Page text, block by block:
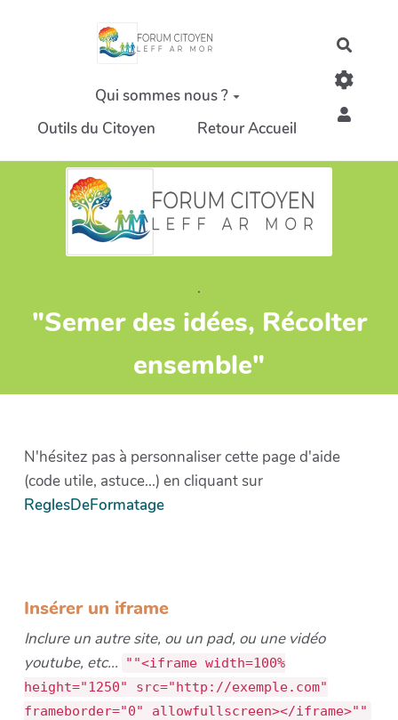
Aller au contenu principal
Qui sommes nous ?
Outils du Citoyen
Retour Accueil
.
"Semer des idées, Récolter
ensemble"
N'hésitez pas à personnaliser cette page d'aide
(code utile, astuce...) en cliquant sur
ReglesDeFormatage
Insérer un iframe
Inclure un autre site, ou un pad, ou une vidéo
youtube, etc...
""<iframe width=100%
height="1250" src="http://exemple.com"
frameborder="0" allowfullscreen></iframe>""